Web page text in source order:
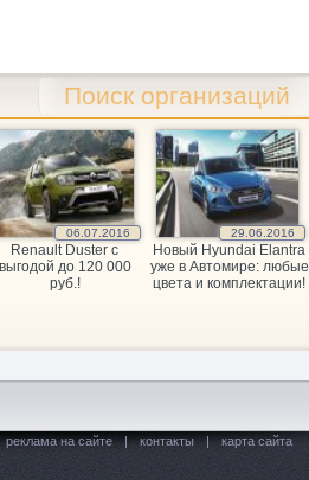
Поиск организаций
06.07.2016
Renault Duster с
выгодой до 120 000
руб.!
29.06.2016
Новый Hyundai Elantra
уже в Автомире: любые
цвета и комплектации!
реклама на сайте | контакты | карта сайта